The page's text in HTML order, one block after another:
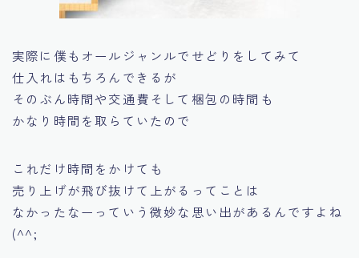
実際に僕もオールジャンルでせどりをしてみて
仕入れはもちろんできるが
そのぶん時間や交通費そして梱包の時間も
かなり時間を取らていたので
これだけ時間をかけても
売り上げが飛び抜けて上がるってことは
なかったなーっていう微妙な思い出があるんですよね
(^^;